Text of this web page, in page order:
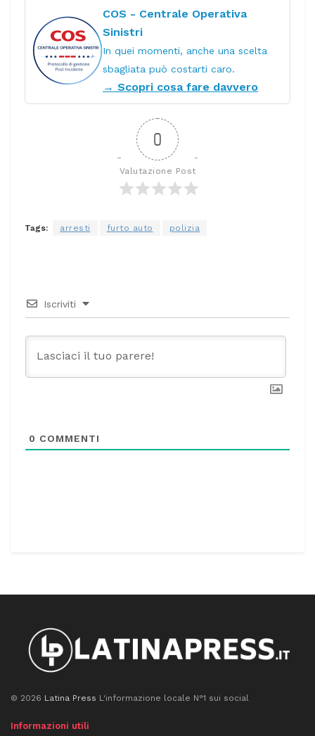
COS - Centrale Operativa
Sinistri
In quei momenti, anche una scelta
sbagliata può costarti caro.
→ Scopri cosa fare davvero
0
Valutazione Post
Tags: arresti furto auto polizia
Iscriviti
0 COMMENTI
© 2026 Latina Press L'informazione locale N°1 sui social
Informazioni utili